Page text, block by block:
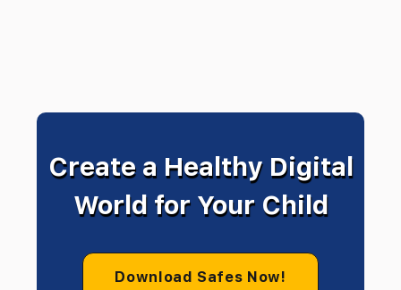
Create a Healthy Digital
World for Your Child
Download Safes Now!